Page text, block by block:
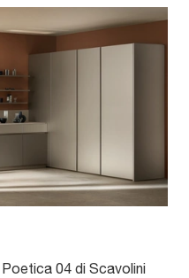
04 di Scavolini